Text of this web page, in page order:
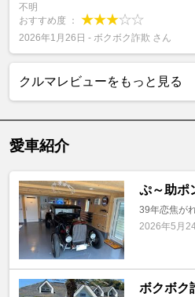
不明
おすすめ度 ：
2026年1月26日 - ボクボク詐欺 さん
クルマレビューをもっと見る
愛車紹介
ぷ～助ポ
39年恋焦が
2026年5月
ボクボク